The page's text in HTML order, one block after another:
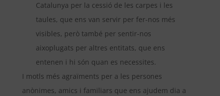
Catalunya per la cessió de les carpes i les
taules, que ens van servir per fer-nos més
visibles, però també per sentir-nos
aixoplugats per altres entitats, que ens
entenen i hi són quan es necessites.
I motls més agraïments per a les persones
anònimes, amics i familiars que ens ajudem dia a